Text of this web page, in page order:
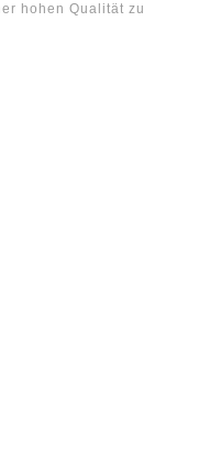
hohen Qualität zu